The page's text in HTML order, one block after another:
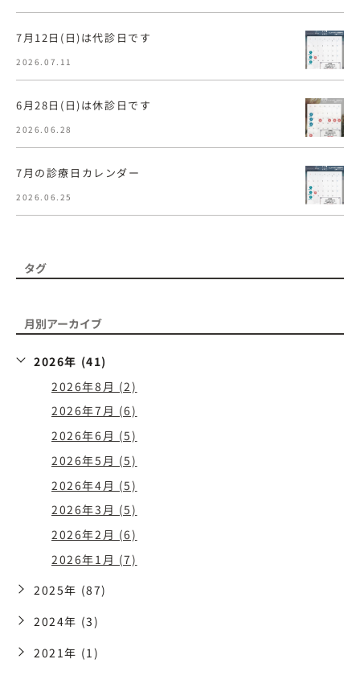
7月12日(日)は代診日です
2026.07.11
6月28日(日)は休診日です
2026.06.28
7月の診療日カレンダー
2026.06.25
タグ
月別アーカイブ
2026年 (41)
2026年8月 (2)
2026年7月 (6)
2026年6月 (5)
2026年5月 (5)
2026年4月 (5)
2026年3月 (5)
2026年2月 (6)
2026年1月 (7)
2025年 (87)
2024年 (3)
2021年 (1)